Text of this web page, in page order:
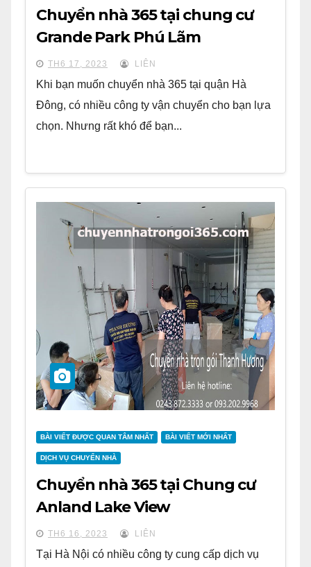
Chuyển nhà 365 tại chung cư
Grande Park Phú Lãm
TH6 17, 2023 LIÊN
Khi bạn muốn chuyển nhà 365 tại quận Hà
Đông, có nhiều công ty vận chuyển cho bạn lựa
chọn. Nhưng rất khó để bạn...
BÀI VIẾT ĐƯỢC QUAN TÂM NHẤT BÀI VIẾT MỚI NHẤT
DỊCH VỤ CHUYỂN NHÀ
Chuyển nhà 365 tại Chung cư
Anland Lake View
TH6 16, 2023 LIÊN
Tại Hà Nội có nhiều công ty cung cấp dịch vụ